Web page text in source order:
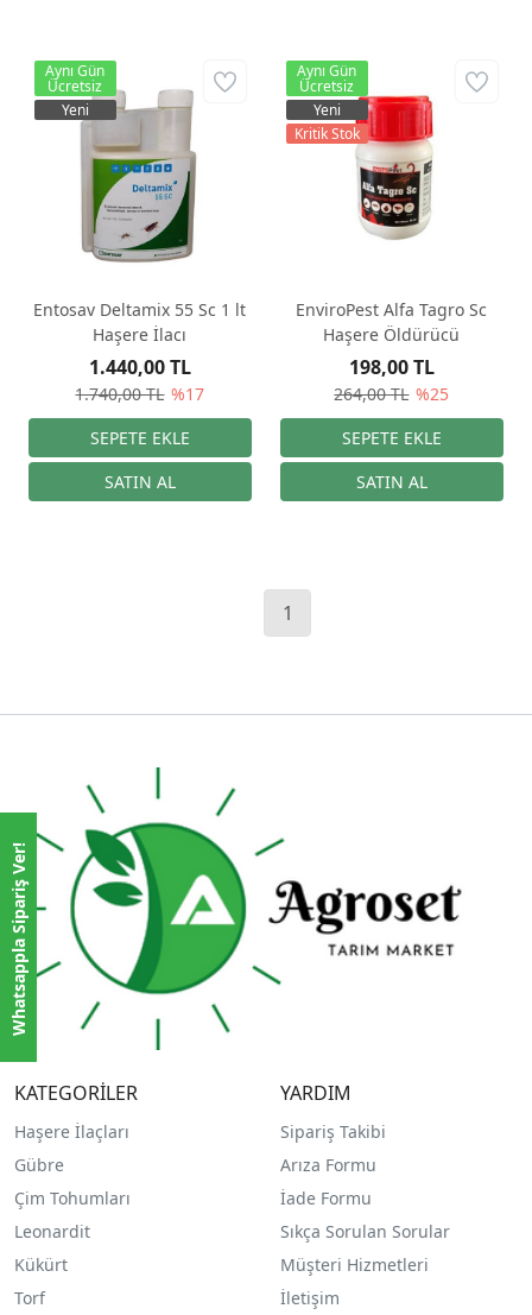
Entosav Deltamix 55 Sc 1 lt
Haşere İlacı
1.740,00 TL %17
1.440,00 TL
Aynı Gün
Ücretsiz
Yeni
EnviroPest Alfa Tagro Sc
Haşere Öldürücü
264,00 TL %25
198,00 TL
Aynı Gün
Ücretsiz
Yeni
Kritik Stok
1
KATEGORİLER
Haşere İlaçları
Gübre
Çim Tohumları
Leonardit
Kükürt
Torf
YARDIM
Sipariş Takibi
Arıza Formu
İade Formu
Sıkça Sorulan Sorular
Müşteri Hizmetleri
İletişim
Whatsappla Sipariş Ver!